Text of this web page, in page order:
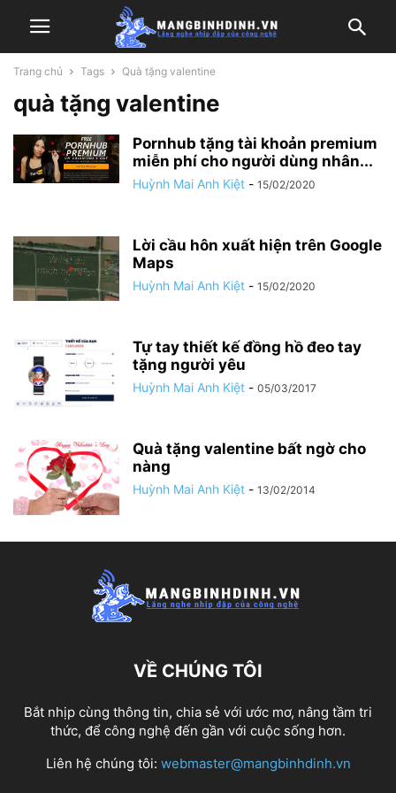
Trang chủ Tags Quà tặng valentine
quà tặng valentine
Pornhub tặng tài khoản premium
miễn phí cho người dùng nhân...
Huỳnh Mai Anh Kiệt - 15/02/2020
Lời cầu hôn xuất hiện trên Google
Maps
Huỳnh Mai Anh Kiệt - 15/02/2020
Tự tay thiết kế đồng hồ đeo tay
tặng người yêu
Huỳnh Mai Anh Kiệt - 05/03/2017
Quà tặng valentine bất ngờ cho
nàng
Huỳnh Mai Anh Kiệt - 13/02/2014
VỀ CHÚNG TÔI
Bắt nhịp cùng thông tin, chia sẻ với ước mơ, nâng tầm tri
thức, để công nghệ đến gần với cuộc sống hơn.
Liên hệ chúng tôi: webmaster@mangbinhdinh.vn